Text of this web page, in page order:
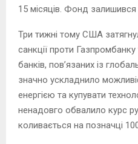
15 місяців. Фонд залишився
Три тижні тому США
санкції проти
банків, пов’язаних із
значно ускладнило
енергією та купувати
ненадовго обвалило курс
коливається на позначці